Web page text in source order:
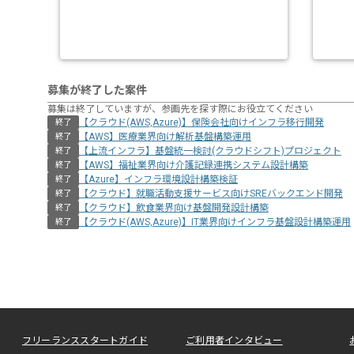
募集が終了した案件
募集は終了していますが、参画先を探す際にお役立てください
終了 【クラウド(AWS,Azure)】保険会社向けインフラ移行開発
終了 【AWS】医療業界向け解析基盤構築運用
終了 【上流インフラ】基盤統一検討(クラウドシフト)プロジェクト
終了 【AWS】福祉業界向け介護記録連携システム設計構築
終了 【Azure】インフラ環境設計構築検証
終了 【クラウド】就職活動支援サービス向けSREバックエンド開発
終了 【クラウド】飲食業界向け基盤開発設計構築
終了 【クラウド(AWS,Azure)】IT業界向けインフラ基盤設計構築運用
フリーランススタートガイド ご利用者インタビュー